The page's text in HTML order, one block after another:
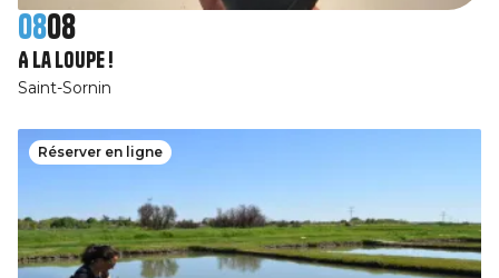
0808
A la loupe !
Saint-Sornin
Réserver en ligne